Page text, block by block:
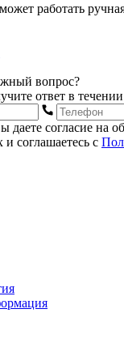
работать
вопрос?
ответ в
согласие на
соглашаетесь с